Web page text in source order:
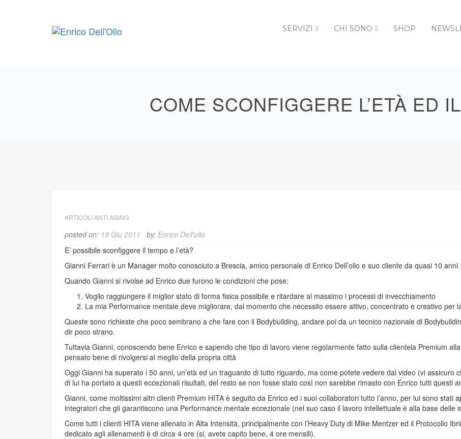
SERVIZI CHI SONO SHOP
COME SCONFIGGERE L’ETÀ ED
ARTICOLI ANTI AGING
posted on: 19 Giu 2011 by: Enrico Dell'olio
E’ possibile sconfiggere il tempo e l’età?
Gianni Ferrari è un Manager molto conosciuto a Brescia, amico personale di Enrico Dell’olio e suo cliente da quasi 10 anni.
Quando Gianni si rivolse ad Enrico due furono le condizioni che pose:
Voglio raggiungere il miglior stato di forma fisica possibile e ritardare al massimo i processi di invecchiamento
La mia Performance mentale deve migliorare, dal momento che necessito essere attivo, concentrato e creativo per
Queste sono richieste che poco sembrano a che fare con il Bodybuilding, andare poi da un tecnico nazionale di
dir poco strano.
Tuttavia Gianni, conoscendo bene Enrico e sapendo che tipo di lavoro viene regolarmente fatto sulla clientela Premium
pensato bene di rivolgersi al meglio della propria città
Oggi Gianni ha superato i 50 anni, un’età ed un traguardo di tutto riguardo, ma come potete vedere dal video (vi assicuro
di lui ha portato a questi eccezionali risultati, del resto se non fosse stato così non sarebbe rimasto con Enrico tutti questi
Gianni, come moltissimi altri clienti Premium HITA è seguito da Enrico ed i suoi collaboratori tutto l’anno, per lui sono stati
integratori che gli garantiscono una Performance mentale eccezionale (nel suo caso il lavoro intellettuale è alla base delle
Come tutti i clienti HITA viene allenato in Alta Intensità, principalmente con l’Heavy Duty di Mike Mentzer ed il Protocollo
dedicato agli allenamenti è di circa 4 ore (si, avete capito bene, 4 ore mensili).